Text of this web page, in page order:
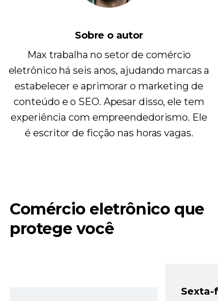
Sobre o autor
Max trabalha no setor de comércio
eletrônico há seis anos, ajudando marcas a
estabelecer e aprimorar o marketing de
conteúdo e o SEO. Apesar disso, ele tem
experiência com empreendedorismo. Ele
é escritor de ficção nas horas vagas.
Comércio eletrônico que
protege você
Sexta-